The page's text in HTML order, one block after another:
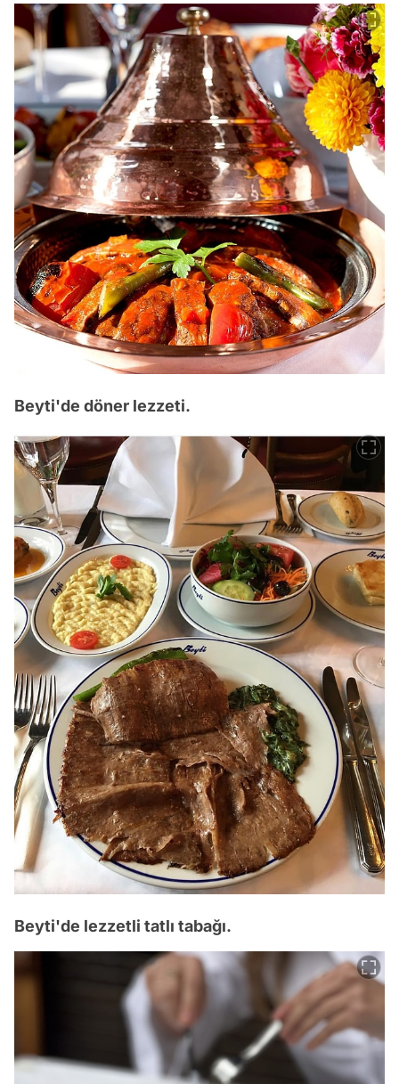
Beyti'de döner lezzeti.
Beyti'de lezzetli tatlı tabağı.